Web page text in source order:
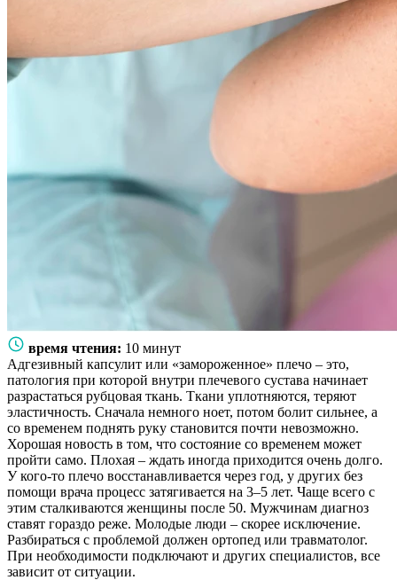
время чтения: 10 минут
Адгезивный капсулит или «замороженное» плечо – это,
патология при которой внутри плечевого сустава начинает
разрастаться рубцовая ткань. Ткани уплотняются, теряют
эластичность. Сначала немного ноет, потом болит сильнее, а
со временем поднять руку становится почти невозможно.
Хорошая новость в том, что состояние со временем может
пройти само. Плохая – ждать иногда приходится очень долго.
У кого-то плечо восстанавливается через год, у других без
помощи врача процесс затягивается на 3–5 лет. Чаще всего с
этим сталкиваются женщины после 50. Мужчинам диагноз
ставят гораздо реже. Молодые люди – скорее исключение.
Разбираться с проблемой должен ортопед или травматолог.
При необходимости подключают и других специалистов, все
зависит от ситуации.